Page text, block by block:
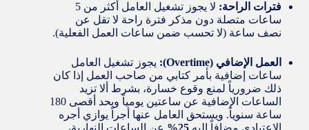
فترات الراحة:
لا يجوز تشغيل العامل أكثر من 5
ساعات متصلة دون مذكر فترة راحة لا تقل عن
نصف ساعة (لا تحسب ضمن ساعات العمل الفعلية).
العمل الإضافي (Overtime):
يجوز تشغيل العامل
ساعات إضافية بأمر كتابي من صاحب العمل إذا كان
ذلك ضرورياً لمنع وقوع خسارة، بشرط ألا تزيد
الساعات الإضافية عن ساعتين يومياً وبحد أقصى 180
ساعة سنوياً. ويستحق العامل عنها أجراً يوازي أجره